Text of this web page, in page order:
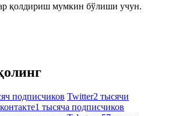
қолдириш мумкин бўлиши учун.
подписчиков Twitter2 тысячи
1 тысяча подписчиков